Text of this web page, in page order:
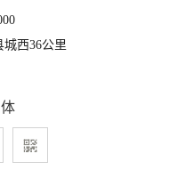
城西36公里
